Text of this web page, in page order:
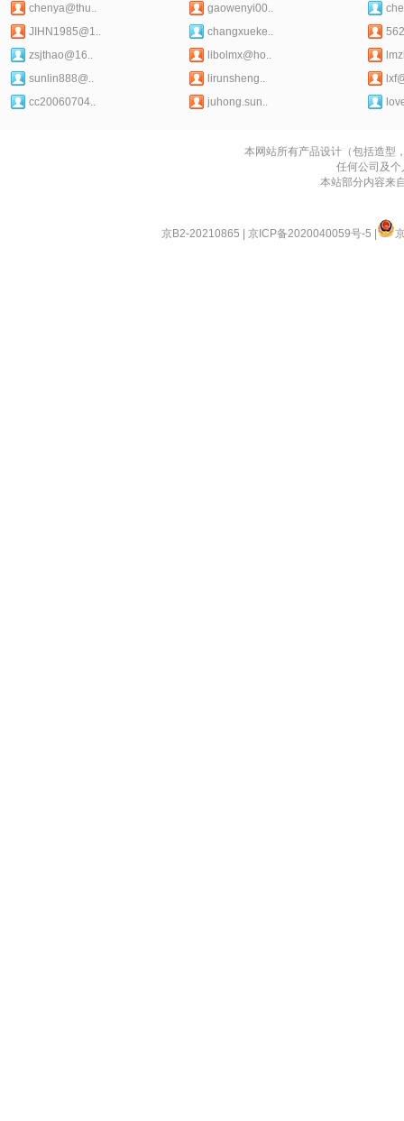
chenya@thu.. gaowenyi00..
JIHN1985@1..
changxueke..
zsjthao@16..
libolmx@ho..
sunlin888@..
lirunsheng..
cc20060704..
juhong.sun..
本网站所有产品设计（包括造型
任何公司及
本站部分内容来
京B2-20210865 京ICP备2020040059号-5